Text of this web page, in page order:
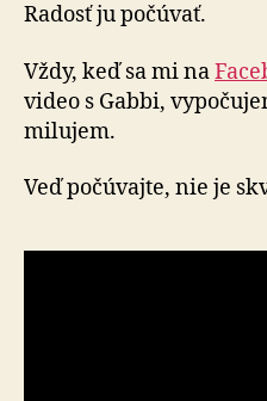
Radosť ju počúvať.
Vždy, keď sa mi na
video s Gabbi,
milujem.
Veď počúvajte, nie je